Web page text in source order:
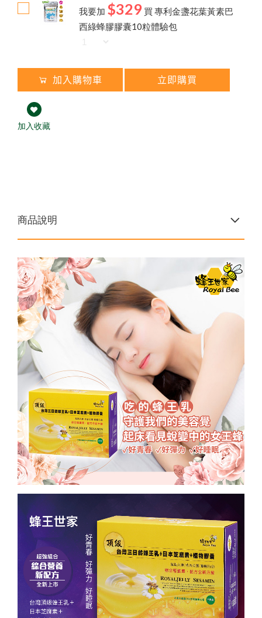
買
就
送
✦
熱
銷
明
星
商
品
(
價
值
2
8
0
元
下殺33折✦父親節尊享組
第2件7折起✦頂級蜂蜜系列
熱銷禮盒250元起✦中秋獻禮組
買大送小✦陳釀蜂蜜醋
高山野花冬蜜｜國際三星認證
龍眼蜜｜國際三星認證
百花蜜
陳釀蜂蜜醋
陳釀蜂蜜醋
茶
）
節慶生日送禮 ✦ 精美禮盒 我要加 $329 買 專利金盞花葉黃素巴
西綠蜂膠膠囊10粒體驗包
加入購物車 立即購買
加入收藏
商品說明